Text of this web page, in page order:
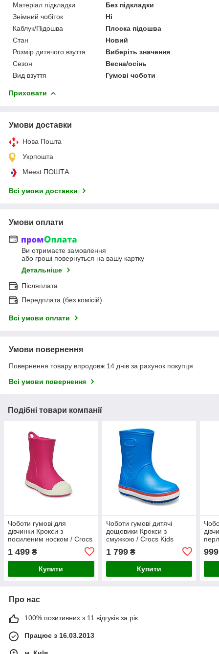
Матеріал підкладки
Без підкладки
Знімний чобіток
Ні
Каблук/Підошва
Плоска підошва
Стан
Новий
Розмір дитячого взуття
Виберіть значення
Сезон
Весна/осінь
Вид взуття
Гумові чоботи
Приховати
Умови доставки
Нова Пошта
Укрпошта
Meest ПОШТА
Всі умови доставки
Умови оплати
Ви отримаєте замовлення
або гроші повернуться на вашу картку
Детальніше
Післяплата
Передплата (без комісій)
Всі умови оплати
Умови повернення
Повернення товару впродовж 14 днів за рахунок покупця
Всі умови повернення
Подібні товари компанії
Чоботи гумові для
дівчинки Крокси з
посиленим носком / Crocs
(203515), Рожеві 28 (C11)
1 499 ₴
Купити
Чоботи гумові дитячі
дощовики Крокси з
смужкою / Crocs Kids
(205827), Блакитні
1 799₴
Купити
999
Про нас
100% позитивних з 11 відгуків за рік
Працює з 16.03.2013